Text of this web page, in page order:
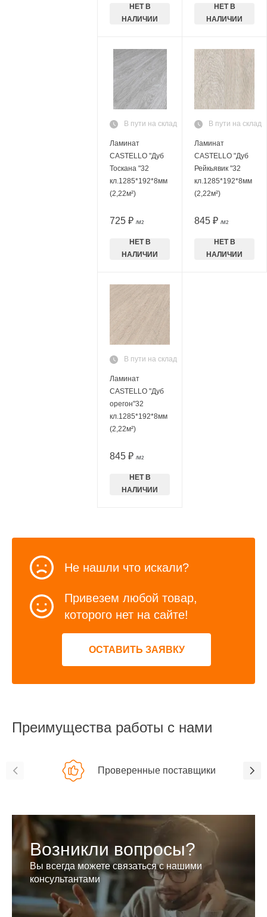
НЕТ В
НАЛИЧИИ
НЕТ В
НАЛИЧИИ
В пути на склад
Ламинат
CASTELLO "Дуб
Тоскана "32
кл.1285*192*8мм
(2,22м²)
725 ₽ /М2
НЕТ В
НАЛИЧИИ
В пути на склад
Ламинат
CASTELLO "Дуб
Рейкьявик "32
кл.1285*192*8мм
(2,22м²)
845 ₽ /М2
НЕТ В
НАЛИЧИИ
В пути на склад
Ламинат
CASTELLO "Дуб
орегон"32
кл.1285*192*8мм
(2,22м²)
845 ₽ /М2
НЕТ В
НАЛИЧИИ
Не нашли что искали?
Привезем любой товар,
которого нет на сайте!
ОСТАВИТЬ ЗАЯВКУ
Преимущества работы с нами
Проверенные поставщики
Возникли вопросы?
Вы всегда можете связаться с нашими
консультантами